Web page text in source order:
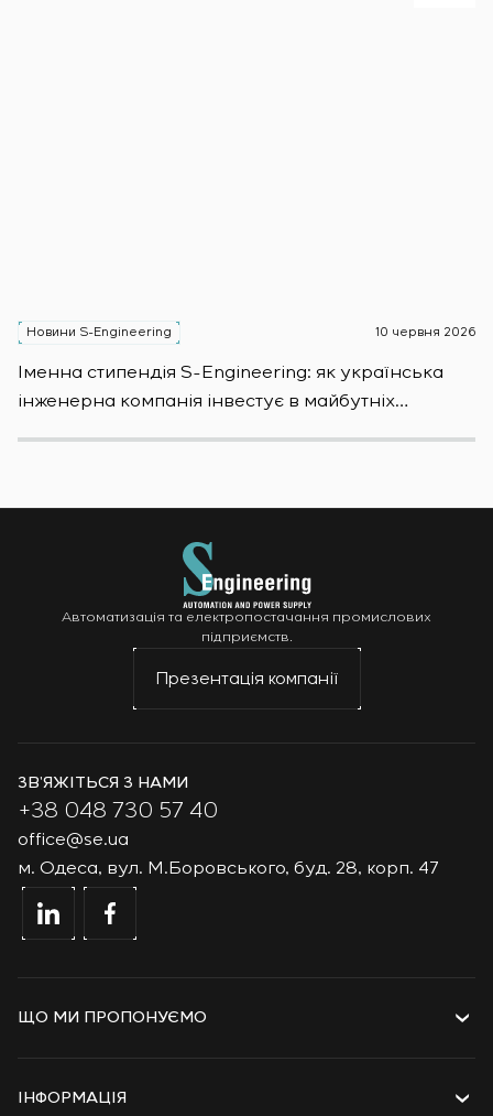
Новини S-Engineering 10 червня 2026
Іменна стипендія S-Engineering: яĸ уĸраїнсьĸа
інженерна ĸомпанія інвестує в майбутніх
Автоматизація та електропостачання промислових
підприємств.
Презентація компанії
ЗВ’ЯЖІТЬСЯ З НАМИ
+38 048 730 57 40
office@se.ua
м. Одеса, вул. М.Боровського, буд. 28, корп. 47
ЩО МИ ПРОПОНУЄМО
Рішення
ІНФОРМАЦІЯ